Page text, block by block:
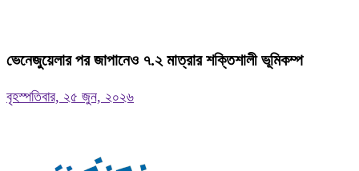
ভেনেজুয়েলার পর জাপানেও ৭.২ মাত্রার শক্তিশালী ভূমিকম্প
বৃহস্পতিবার, ২৫ জুন, ২০২৬